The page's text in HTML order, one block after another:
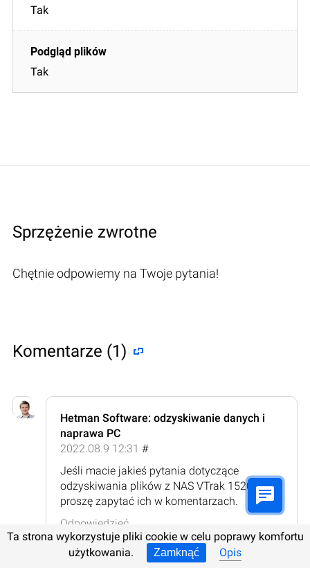
Tak
Tak
Sprzężenie zwrotne
Chętnie odpowiemy na Twoje pytania!
Komentarze (1)
Hetman Software: odzyskiwanie danych i
naprawa PC
2022.08.9 12:31 #
Jeśli macie jakieś pytania dotyczące
odzyskiwania plików z NAS VTrak 15200,
proszę zapytać ich w komentarzach.
Odpowiedzieć
Ta strona wykorzystuje pliki cookie w celu poprawy komfortu
użytkowania.
Zamknąć Opis